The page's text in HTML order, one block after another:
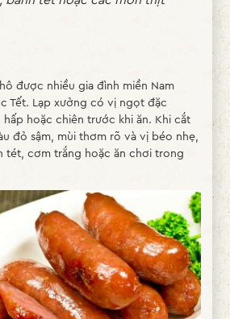
được nhiều gia đình miền Nam
Tết. Lạp xưởng có vị ngọt đặc
hoặc chiên trước khi ăn. Khi cắt
đỏ sậm, mùi thơm rõ và vị béo nhẹ,
tét, cơm trắng hoặc ăn chơi trong